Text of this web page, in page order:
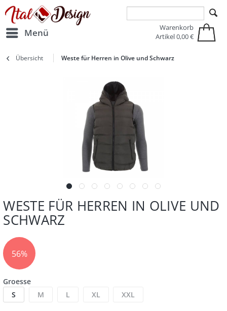
Zur Hauptnavigation springen Zum Hauptinhalt springen
Menü
Warenkorb
Artikel0,00 €
Übersicht Weste für Herren in Olive und Schwarz
WESTE FÜR HERREN IN OLIVE UND
SCHWARZ
56%
Groesse
S
M L XL XXL